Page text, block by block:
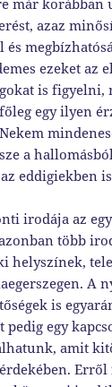
már korábban
azaz
ezeket az
is figyelni,
egy ilyen
a
eddigiekben
irodája az
több
helyszínek,
A
is
pedig egy
amit